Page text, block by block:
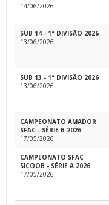
14/06/2026
SUB 14 - 1ª DIVISÃO 2026
13/06/2026
SUB 13 - 1ª DIVISÃO 2026
13/06/2026
CAMPEONATO AMADOR
SFAC - SÉRIE B 2026
17/05/2026
CAMPEONATO SFAC
SICOOB - SÉRIE A 2026
17/05/2026